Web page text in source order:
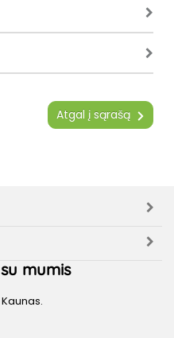
Atgal į sąrašą
mumis